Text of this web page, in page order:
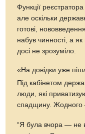
Функції
але оскільки
готові,
набув чинності, а як
досі не зрозуміло.
«На довідки уже
Під кабінетом
люди, які
спадщину. Жодного
“Я була вчора — не